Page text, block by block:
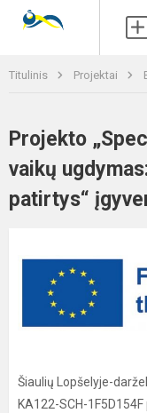
Titulinis Projektai
Projekto
vaikų
patirtys“
Šiaulių Lopšelyje-
KA122-SCH-